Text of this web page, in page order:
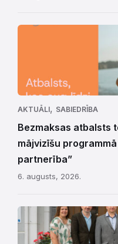
AKTUĀLI, SABIEDRĪBA
Bezmaksas atbalsts
mājvizīšu
partnerība”
6. augusts, 2026.